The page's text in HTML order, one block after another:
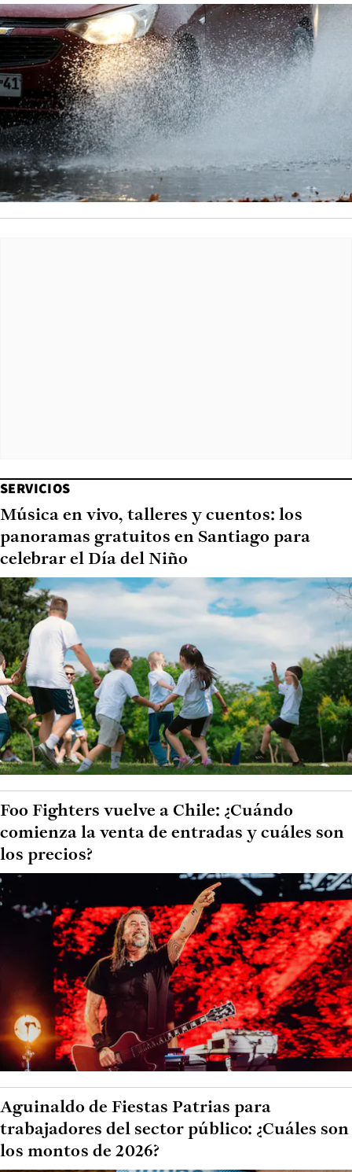
SERVICIOS
Música en vivo, talleres y cuentos: los
panoramas gratuitos en Santiago para
celebrar el Día del Niño
Foo Fighters vuelve a Chile: ¿Cuándo
comienza la venta de entradas y cuáles son
los precios?
Aguinaldo de Fiestas Patrias para
trabajadores del sector público: ¿Cuáles son
los montos de 2026?